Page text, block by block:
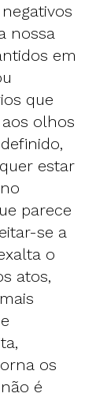
nossa
em
que
olhos
estar
parece
se a
o
atos,
os
é